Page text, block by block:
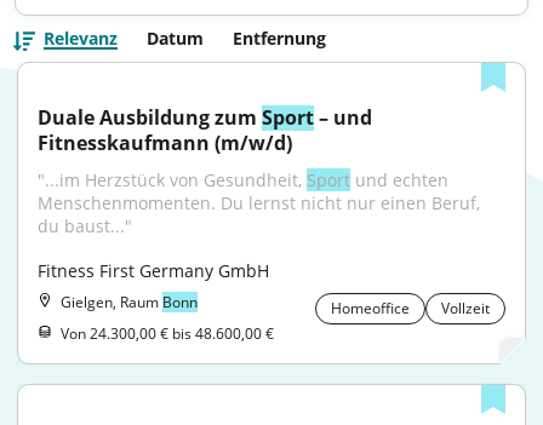
Relevanz Datum Entfernung
Duale Ausbildung zum Sport – und
Fitnesskaufmann (m/w/d)
"...im Herzstück von Gesundheit, Sport und echten
Menschenmomenten. Du lernst nicht nur einen Beruf,
du baust..."
Fitness First Germany GmbH
Gielgen, Raum Bonn Homeoffice
Vollzeit
Von 24.300,00 € bis 48.600,00 €